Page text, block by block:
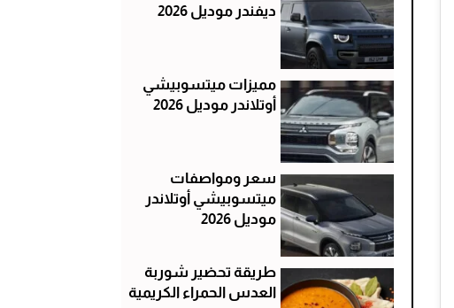
ديفندر موديل 2026
مميزات ميتسوبيشي
أوتلاندر موديل 2026
سعر ومواصفات
ميتسوبيشي أوتلاندر
موديل 2026
طريقة تحضير شوربة
العدس الحمراء الكريمية